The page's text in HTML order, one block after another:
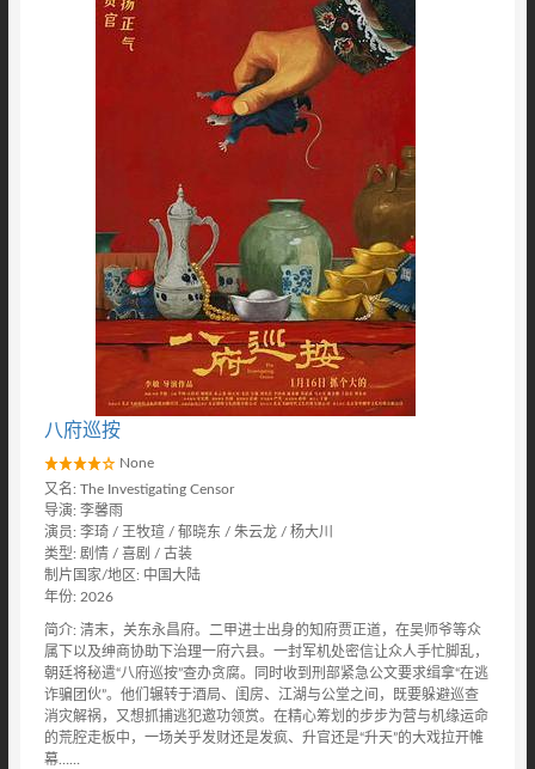
八府巡按
None
又名: The Investigating Censor
导演: 李馨雨
演员: 李琦 / 王牧瑄 / 郁晓东 / 朱云龙 / 杨大川
类型: 剧情 / 喜剧 / 古装
制片国家/地区: 中国大陆
年份: 2026
简介: 清末，关东永昌府。二甲进士出身的知府贾正道，在吴师爷等众
属下以及绅商协助下治理一府六县。一封军机处密信让众人手忙脚乱，
朝廷将秘遣“八府巡按”查办贪腐。同时收到刑部紧急公文要求缉拿“在逃
诈骗团伙”。他们辗转于酒局、闺房、江湖与公堂之间，既要躲避巡查
消灾解祸，又想抓捕逃犯邀功领赏。在精心筹划的步步为营与机缘运命
的荒腔走板中，一场关乎发财还是发疯、升官还是“升天”的大戏拉开帷
幕……